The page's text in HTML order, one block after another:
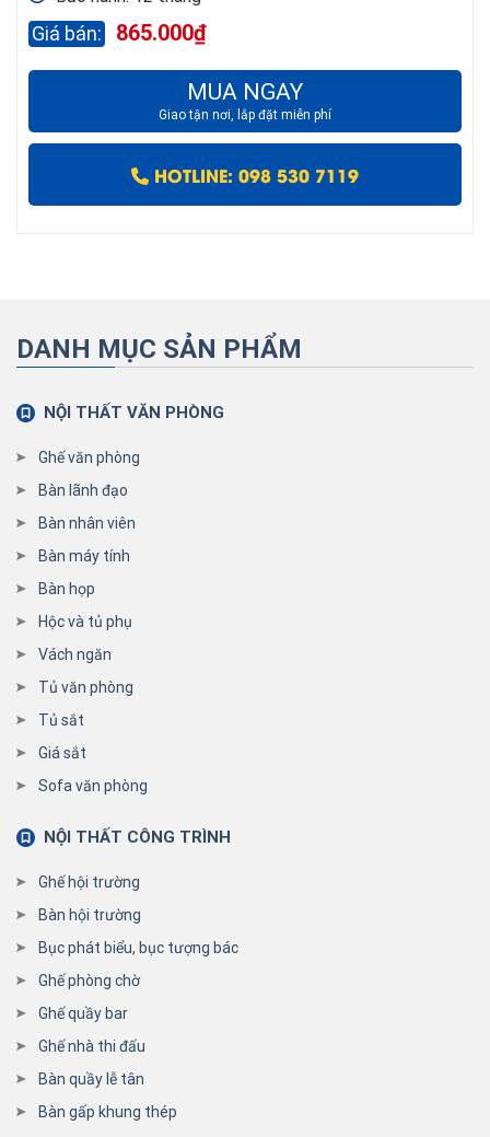
865.000₫
MUA NGAY
Giao tận nơi, lắp đặt miễn phí
HOTLINE: 098 530 7119
DANH MỤC SẢN PHẨM
NỘI THẤT VĂN PHÒNG
Ghế văn phòng
Bàn lãnh đạo
Bàn nhân viên
Bàn máy tính
Bàn họp
Hộc và tủ phụ
Vách ngăn
Tủ văn phòng
Tủ sắt
Giá sắt
Sofa văn phòng
NỘI THẤT CÔNG TRÌNH
Ghế hội trường
Bàn hội trường
Bục phát biểu, bục tượng bác
Ghế phòng chờ
Ghế quầy bar
Ghế nhà thi đấu
Bàn quầy lễ tân
Bàn gấp khung thép